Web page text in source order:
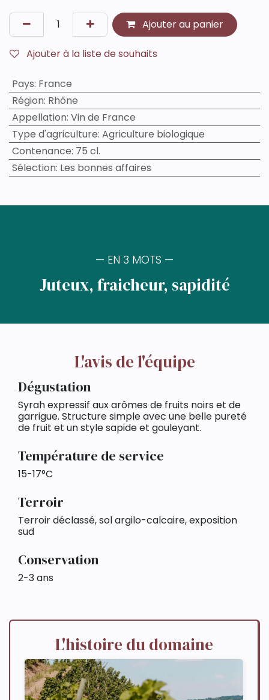
Ajouter au panier
Ajouter à la liste de souhaits
Pays: France
Région: Rhône
Appellation: Vin de France
Type d'agriculture: Agriculture biologique
Contenance: 75 cl.
Sélection: Les bonnes affaires
— EN 3 MOTS —
Juteux, fraicheur, sapidité
L'avis de l'équipe
Dégustation
Syrah expressif aux arômes de fruits noirs et de
garrigue. Structure simple avec une belle pureté
de fruit et un style sapide et gouleyant.
Température de service
15-17°C
Terroir
Terroir déclassé, sol argilo-calcaire, exposition
sud
Conservation
2-3 ans
L'histoire du domaine